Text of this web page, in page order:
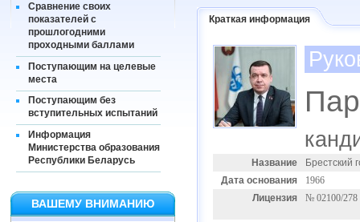
Сравнение своих
показателей с
прошлогодними
проходными баллами
Поступающим на целевые
места
Поступающим без
вступительных испытаний
Информация
Министерства образования
Республики Беларусь
ВАШЕМУ ВНИМАНИЮ
Краткая информация
Название
Брестский
Дата основания
1966
Лицензия
№ 02100/278